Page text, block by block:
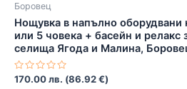
Боровец
Нощувка в напълно оборудвани
или 5 човека + басейн и релакс
селища Ягода и Малина,
Оценено
170.00лв. (86.92€)